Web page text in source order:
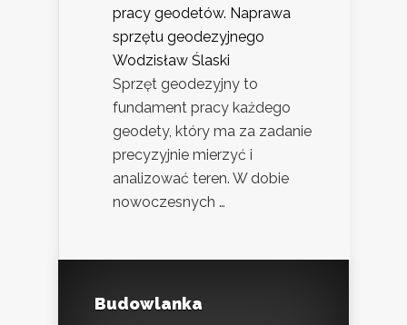
pracy geodetów. Naprawa
sprzętu geodezyjnego
Wodzisław Ślaski
Sprzęt geodezyjny to
fundament pracy każdego
geodety, który ma za zadanie
precyzyjnie mierzyć i
analizować teren. W dobie
nowoczesnych …
Budowlanka